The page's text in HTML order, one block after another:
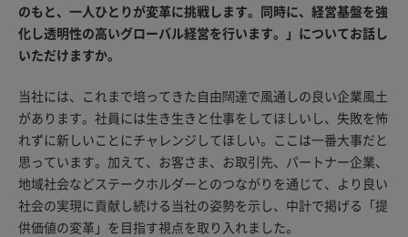
のもと、一人ひとりが変革に挑戦します。同時に、経営基盤を強
化し透明性の高いグローバル経営を行います。」についてお話し
いただけますか。
当社には、これまで培ってきた自由闊達で風通しの良い企業風土
があります。社員には生き生きと仕事をしてほしいし、失敗を怖
れずに新しいことにチャレンジしてほしい。ここは一番大事だと
思っています。加えて、お客さま、お取引先、パートナー企業、
地域社会などステークホルダーとのつながりを通じて、より良い
社会の実現に貢献し続ける当社の姿勢を示し、中計で掲げる「提
供価値の変革」を目指す視点を取り入れました。